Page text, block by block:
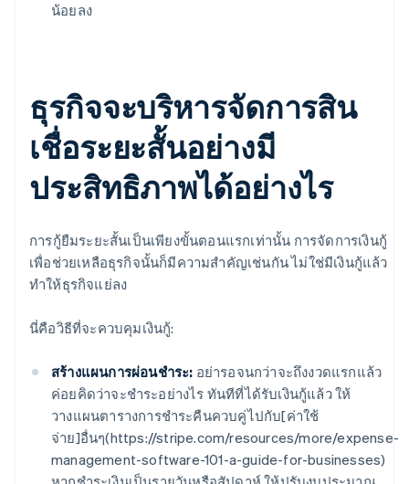
น้อยลง
ธุรกิจจะบริหารจัดการสิน
เชื่อระยะสั้นอย่างมี
ประสิทธิภาพได้อย่างไร
การกู้ยืมระยะสั้นเป็นเพียงขั้นตอนแรกเท่านั้น การจัดการเงินกู้
เพื่อช่วยเหลือธุรกิจนั้นก็มีความสำคัญเช่นกัน ไม่ใช่มีเงินกู้แล้ว
ทำให้ธุรกิจแย่ลง
นี่คือวิธีที่จะควบคุมเงินกู้:
สร้างแผนการผ่อนชำระ: อย่ารอจนกว่าจะถึงงวดแรกแล้ว
ค่อยคิดว่าจะชำระอย่างไร ทันทีที่ได้รับเงินกู้แล้ว ให้
วางแผนตารางการชำระคืนควบคู่ไปกับ[ค่าใช้
จ่าย]อื่นๆ(https://stripe.com/resources/more/expense-
management-software-101-a-guide-for-businesses)